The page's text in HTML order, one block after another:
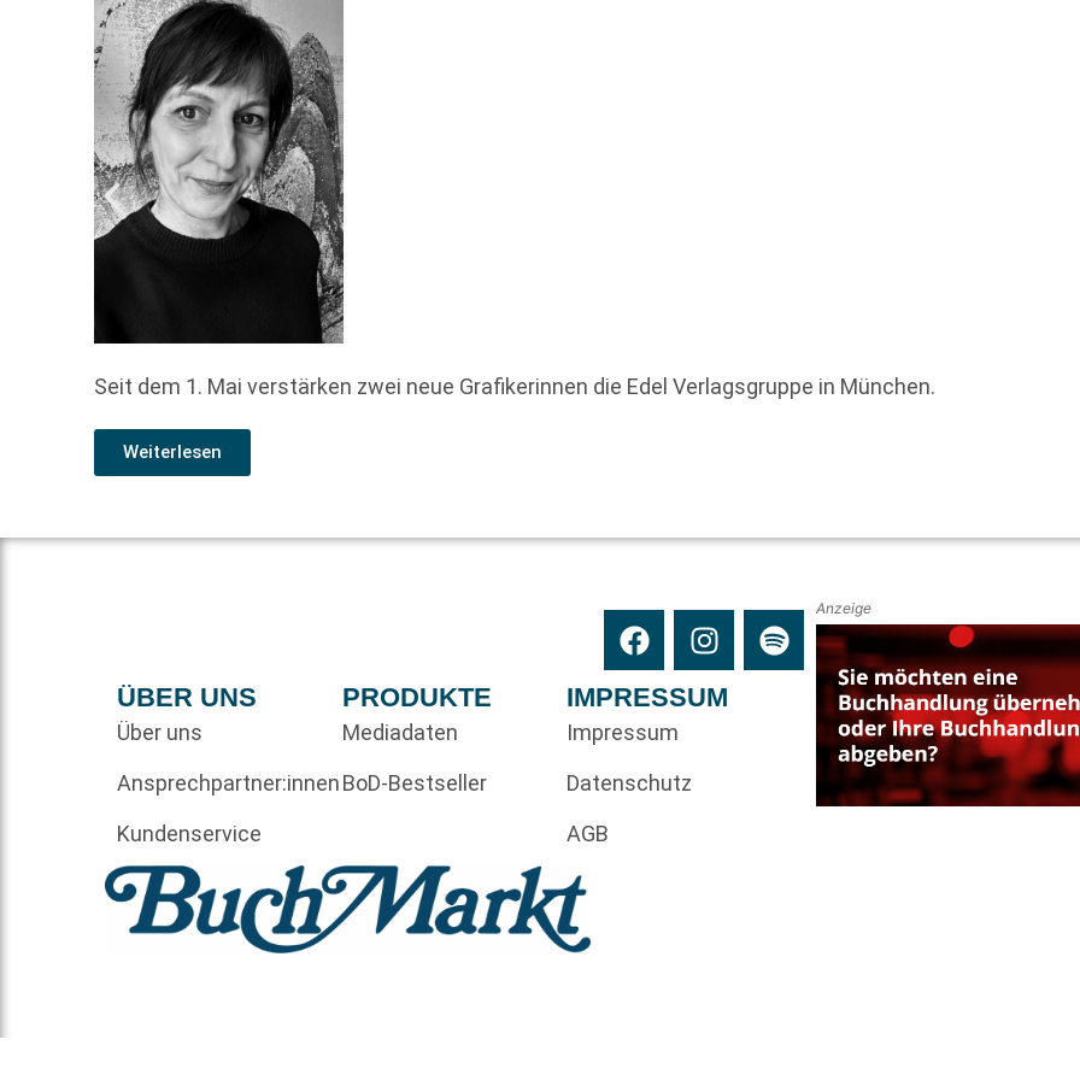
Seit dem 1. Mai verstärken zwei neue Grafikerinnen die Edel Verlagsgruppe in München.
Weiterlesen
ÜBER UNS
Über uns
Ansprechpartner:innen
Kundenservice
PRODUKTE
Mediadaten
BoD-Bestseller
IMPRESSUM
Impressum
Datenschutz
AGB
Anzeige